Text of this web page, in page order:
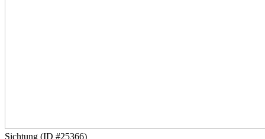
Sichtung (ID #25366)